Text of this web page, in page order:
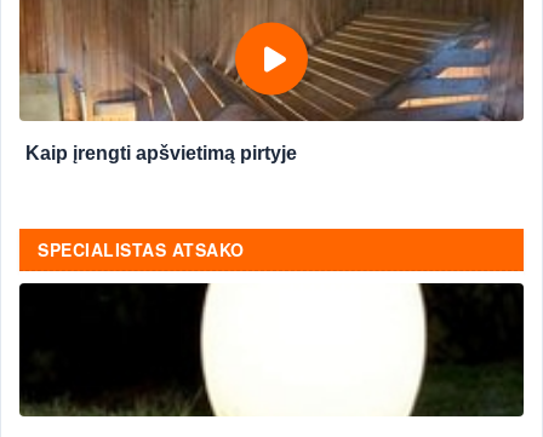
Kaip įrengti apšvietimą pirtyje
SPECIALISTAS ATSAKO